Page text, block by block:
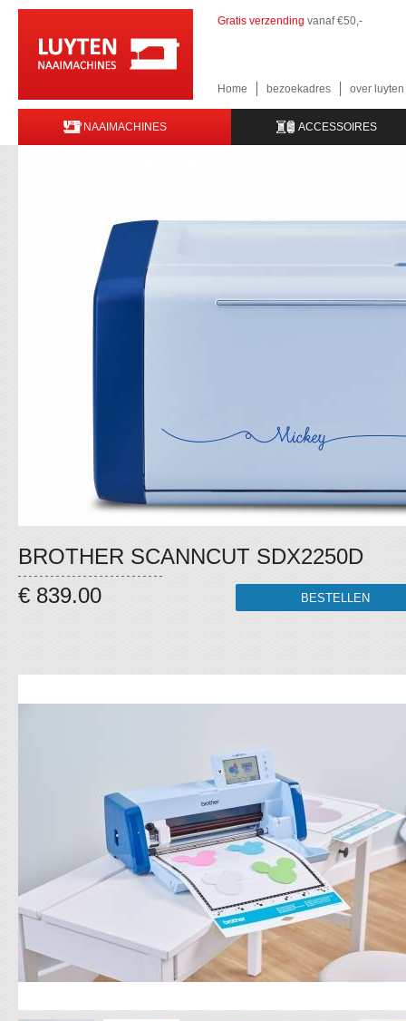
Gratis verzending vanaf €50,-
Home bezoekadres over
NAAIMACHINES ACCESSOIRES
BROTHER SCANNCUT SDX2250D
€ 839.00